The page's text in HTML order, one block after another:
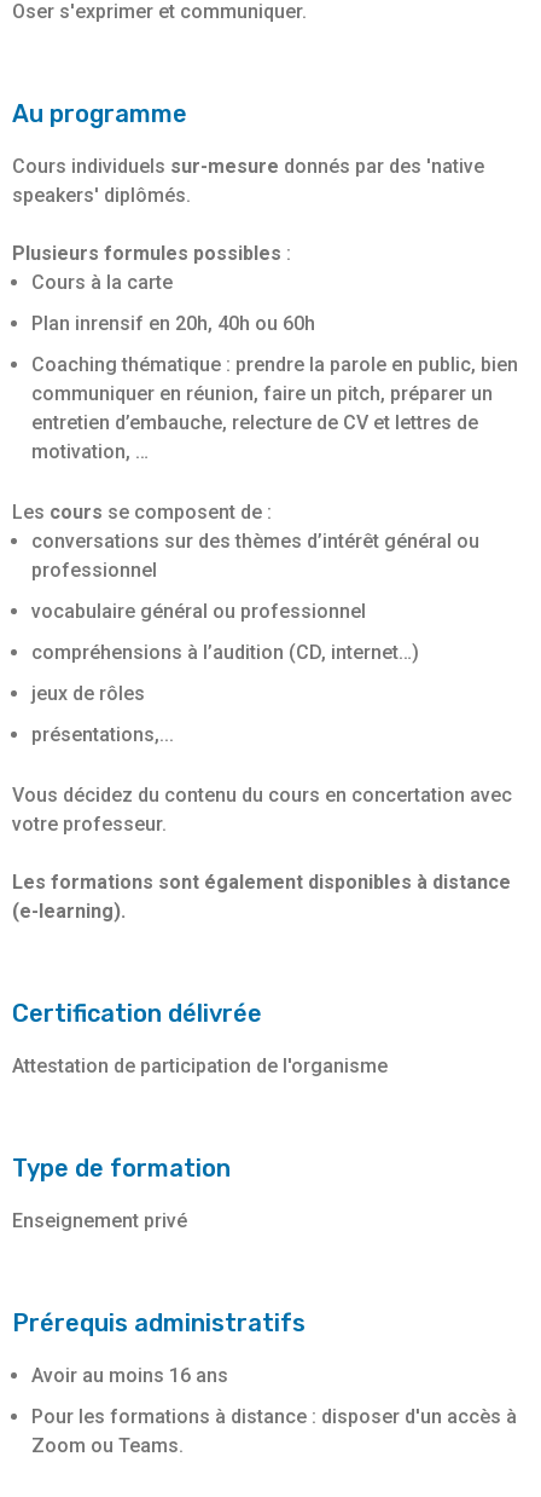
Oser s'exprimer et communiquer.
Au programme
Cours individuels sur-mesure donnés par des 'native
speakers' diplômés.
Plusieurs formules possibles :
Cours à la carte
Plan inrensif en 20h, 40h ou 60h
Coaching thématique : prendre la parole en public, bien
communiquer en réunion, faire un pitch, préparer un
entretien d’embauche, relecture de CV et lettres de
motivation, …
Les cours se composent de :
conversations sur des thèmes d’intérêt général ou
professionnel
vocabulaire général ou professionnel
compréhensions à l’audition (CD, internet…)
jeux de rôles
présentations,...
Vous décidez du contenu du cours en concertation avec
votre professeur.
Les formations sont également disponibles à distance
(e-learning).
Certification délivrée
Attestation de participation de l'organisme
Type de formation
Enseignement privé
Prérequis administratifs
Avoir au moins 16 ans
Pour les formations à distance : disposer d'un accès à
Zoom ou Teams.